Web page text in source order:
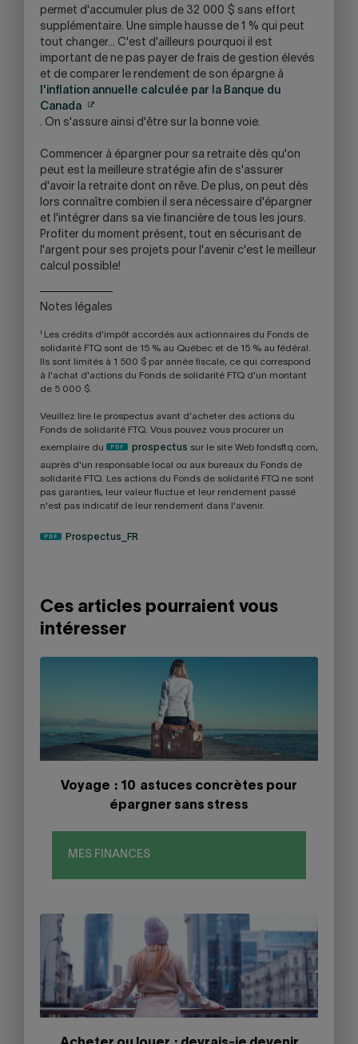
permet d'accumuler plus de 32 000 $ sans effort
supplémentaire. Une simple hausse de 1 % qui peut
tout changer... C'est d'ailleurs pourquoi il est
important de ne pas payer de frais de gestion élevés
et de comparer le rendement de son épargne à
l'inflation annuelle calculée par la Banque du
CanadaAttention,
ce
ouvrira
un
nouvel
onglet.
. On s'assure ainsi d'être sur la bonne voie.
Commencer à épargner pour sa retraite dès qu'on
peut est la meilleure stratégie afin de s'assurer
d'avoir la retraite dont on rêve. De plus, on peut dès
lors connaître combien il sera nécessaire d'épargner
et l'intégrer dans sa vie financière de tous les jours.
Profiter du moment présent, tout en sécurisant de
l'argent pour ses projets pour l'avenir c'est le meilleur
calcul possible!
Notes légales
1
Les crédits d'impôt accordés aux actionnaires du Fonds de
solidarité FTQ sont de 15 % au Québec et de 15 % au fédéral.
Ils sont limités à 1 500 $ par année fiscale, ce qui correspond
à l'achat d'actions du Fonds de solidarité FTQ d'un montant
de 5 000 $.
Veuillez lire le prospectus avant d'acheter des actions du
Fonds de solidarité FTQ. Vous pouvez vous procurer un
exemplaire du
prospectus sur le site Web fondsftq.com,
auprès d'un responsable local ou aux bureaux du Fonds de
solidarité FTQ. Les actions du Fonds de solidarité FTQ ne sont
pas garanties, leur valeur fluctue et leur rendement passé
n'est pas indicatif de leur rendement dans l'avenir.
Prospectus_FR
Ces articles pourraient vous
intéresser
Voyage : 10 astuces concrètes pour
épargner sans stress
MES FINANCES